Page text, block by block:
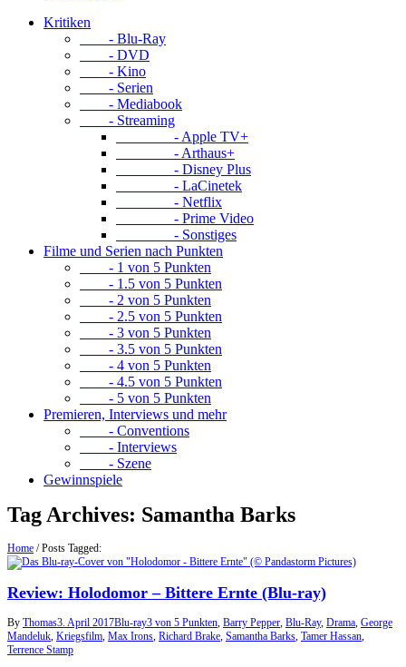
Kritiken
- Blu-Ray
- DVD
- Kino
- Serien
- Mediabook
- Streaming
- Apple TV+
- Arthaus+
- Disney Plus
- LaCinetek
- Netflix
- Prime Video
- Sonstiges
Filme und Serien nach Punkten
- 1 von 5 Punkten
- 1.5 von 5 Punkten
- 2 von 5 Punkten
- 2.5 von 5 Punkten
- 3 von 5 Punkten
- 3.5 von 5 Punkten
- 4 von 5 Punkten
- 4.5 von 5 Punkten
- 5 von 5 Punkten
Premieren, Interviews und mehr
- Conventions
- Interviews
- Szene
Gewinnspiele
Tag Archives: Samantha Barks
Home /Posts Tagged:
Review: Holodomor – Bittere Ernte (Blu-ray)
By Thomas3. April 2017Blu-ray3 von 5 Punkten, Barry Pepper, Blu-Ray, Drama, George
Mandeluk, Kriegsfilm, Max Irons, Richard Brake, Samantha Barks, Tamer Hassan,
Terrence Stamp